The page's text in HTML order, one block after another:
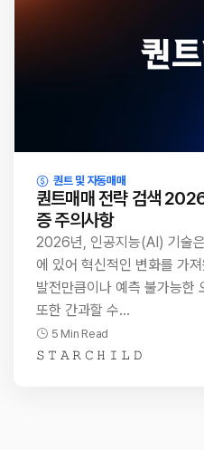
퀀트 및 자동매매
퀀트매매 전략 검색
증 주의사항
2026년, 인공지능(AI) 기술
에 있어 혁신적인 변화를 가
발전만큼이나 예측 불가능한
또한 간과할 수…
5 Min Read
𝚂 𝚃 𝙰 𝚁 𝙲 𝙷 𝙸 𝙻 𝙳